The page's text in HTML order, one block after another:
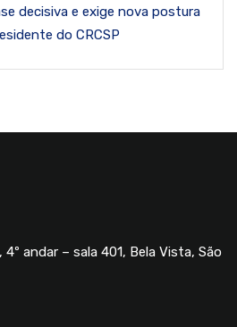
decisiva e exige nova postura
do CRCSP
andar – sala 401, Bela Vista, São